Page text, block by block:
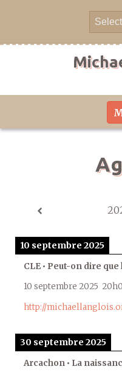
10 septembre 2025
CLE • Peut-on dire
10 septembre 2025
http://
30 septembre 2025
Arcachon • La